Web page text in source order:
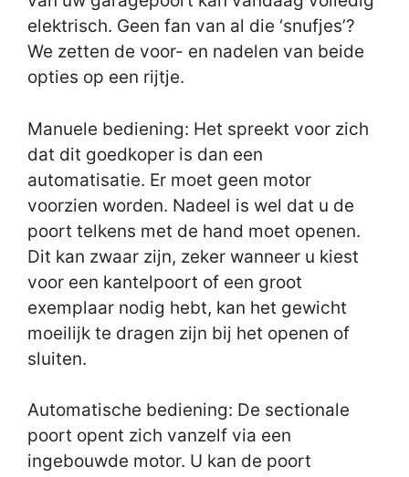
elektrisch. Geen fan van al die ‘snufjes’?
We zetten de voor- en nadelen van beide
opties op een rijtje.
Manuele bediening: Het spreekt voor zich
dat dit goedkoper is dan een
automatisatie. Er moet geen motor
voorzien worden. Nadeel is wel dat u de
poort telkens met de hand moet openen.
Dit kan zwaar zijn, zeker wanneer u kiest
voor een kantelpoort of een groot
exemplaar nodig hebt, kan het gewicht
moeilijk te dragen zijn bij het openen of
sluiten.
Automatische bediening: De sectionale
poort opent zich vanzelf via een
ingebouwde motor. U kan de poort